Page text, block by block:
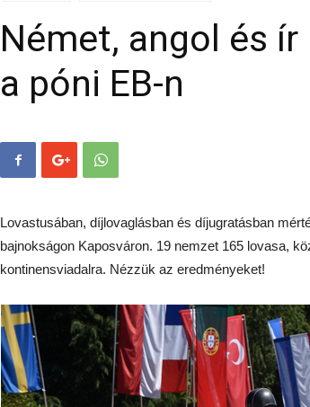
Német, angol és
a póni EB-n
Lovastusában, díjlovaglásban és díjugratásban
bajnokságon Kaposváron. 19 nemzet 165 lovasa,
kontinensviadalra. Nézzük az eredményeket!